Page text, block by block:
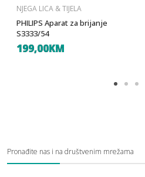
NJEGA LICA & TIJELA
PHILIPS Aparat za brijanje
S3333/54
199,00KM
Pronađite nas i na društvenim mrežama